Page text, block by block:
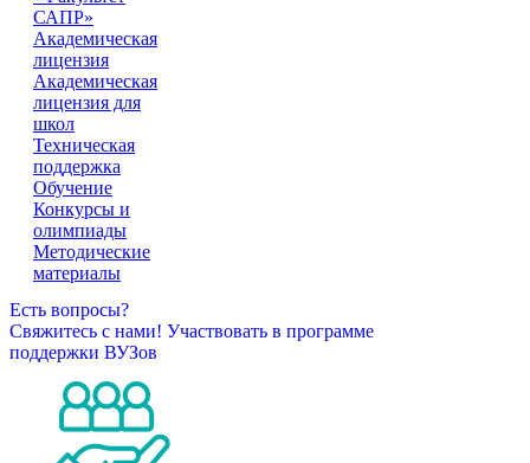
САПР»
Академическая
лицензия
Академическая
лицензия для
школ
Техническая
поддержка
Обучение
Конкурсы и
олимпиады
Методические
материалы
Есть вопросы?
Свяжитесь с нами! Участвовать в программе
поддержки ВУЗов